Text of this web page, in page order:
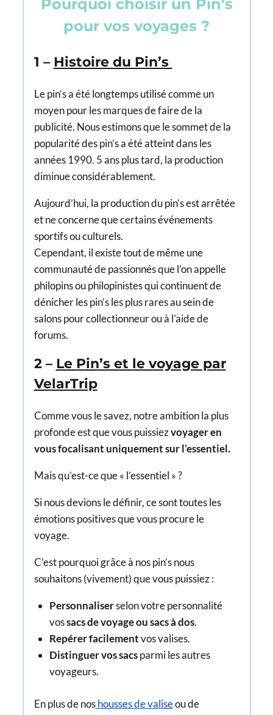
Pourquoi choisir un Pin’s
pour vos voyages ?
1 – Histoire du Pin’s
Le pin’s a été longtemps utilisé comme un
moyen pour les marques de faire de la
publicité. Nous estimons que le sommet de la
popularité des pin’s a été atteint dans les
années 1990. 5 ans plus tard, la production
diminue considérablement.
Aujourd’hui, la production du pin’s est arrêtée
et ne concerne que certains événements
sportifs ou culturels.
Cependant, il existe tout de même une
communauté de passionnés que l’on appelle
philopins ou philopinistes qui continuent de
dénicher les pin’s les plus rares au sein de
salons pour collectionneur ou à l’aide de
forums.
2 – Le Pin’s et le voyage par
VelarTrip
Comme vous le savez, notre ambition la plus
profonde est que vous puissiezvoyager en
vous focalisant uniquement sur l’essentiel.
Mais qu’est-ce que « l’essentiel » ?
Si nous devions le définir, ce sont toutes les
émotions positives que vous procure le
voyage.
C’est pourquoi grâce à nos pin’s nous
souhaitons (vivement) que vous puissiez :
Personnaliserselon votre personnalité
vossacs de voyage ou sacs à dos.
Repérer facilementvos valises.
Distinguer vos sacsparmi les autres
voyageurs.
En plus de nos housses de valiseou de